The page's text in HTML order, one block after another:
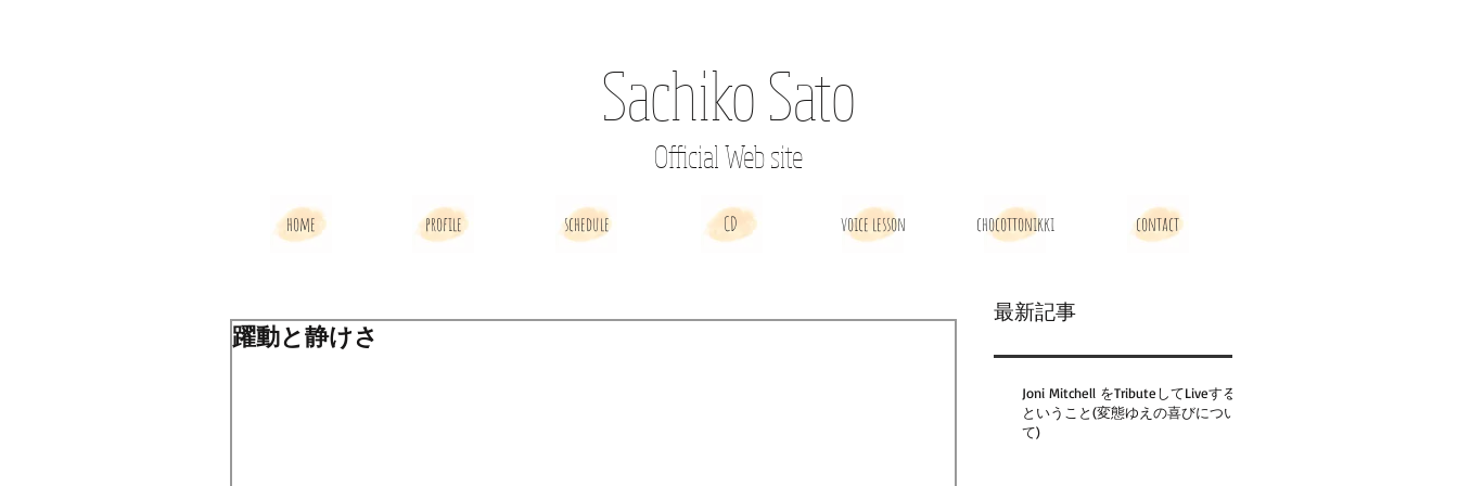
Sachiko Sato
Official Web site
home profile schedule CD voice lesson chocottonikki contact
躍動と静けさ
最新記事
Joni Mitchell をTributeしてLiveする
ということ(変態ゆえの喜びについ
て)